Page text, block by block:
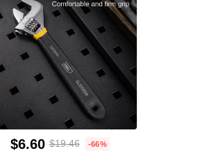
$6.60 $19.46 -66%